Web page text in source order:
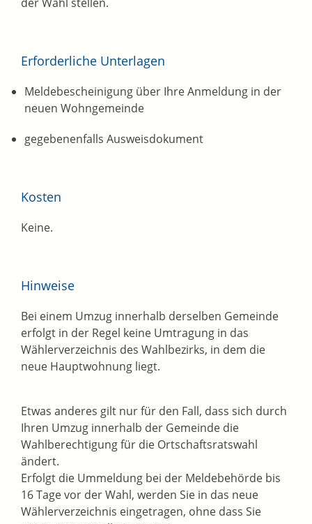
Erforderliche Unterlagen
Meldebescheinigung über Ihre Anmeldung in der
neuen Wohngemeinde
gegebenenfalls Ausweisdokument
Kosten
Keine.
Hinweise
Bei einem Umzug innerhalb derselben Gemeinde
erfolgt in der Regel keine Umtragung in das
Wählerverzeichnis des Wahlbezirks, in dem die
neue Hauptwohnung liegt.
Etwas anderes gilt nur für den Fall, dass sich durch
Ihren Umzug innerhalb der Gemeinde die
Wahlberechtigung für die Ortschaftsratswahl
ändert.
Erfolgt die Ummeldung bei der Meldebehörde bis
16 Tage vor der Wahl, werden Sie in das neue
Wählerverzeichnis eingetragen, ohne dass Sie